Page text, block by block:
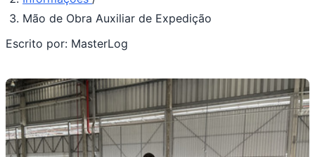
Mão de Obra Auxiliar de Expedição
Escrito por: MasterLog